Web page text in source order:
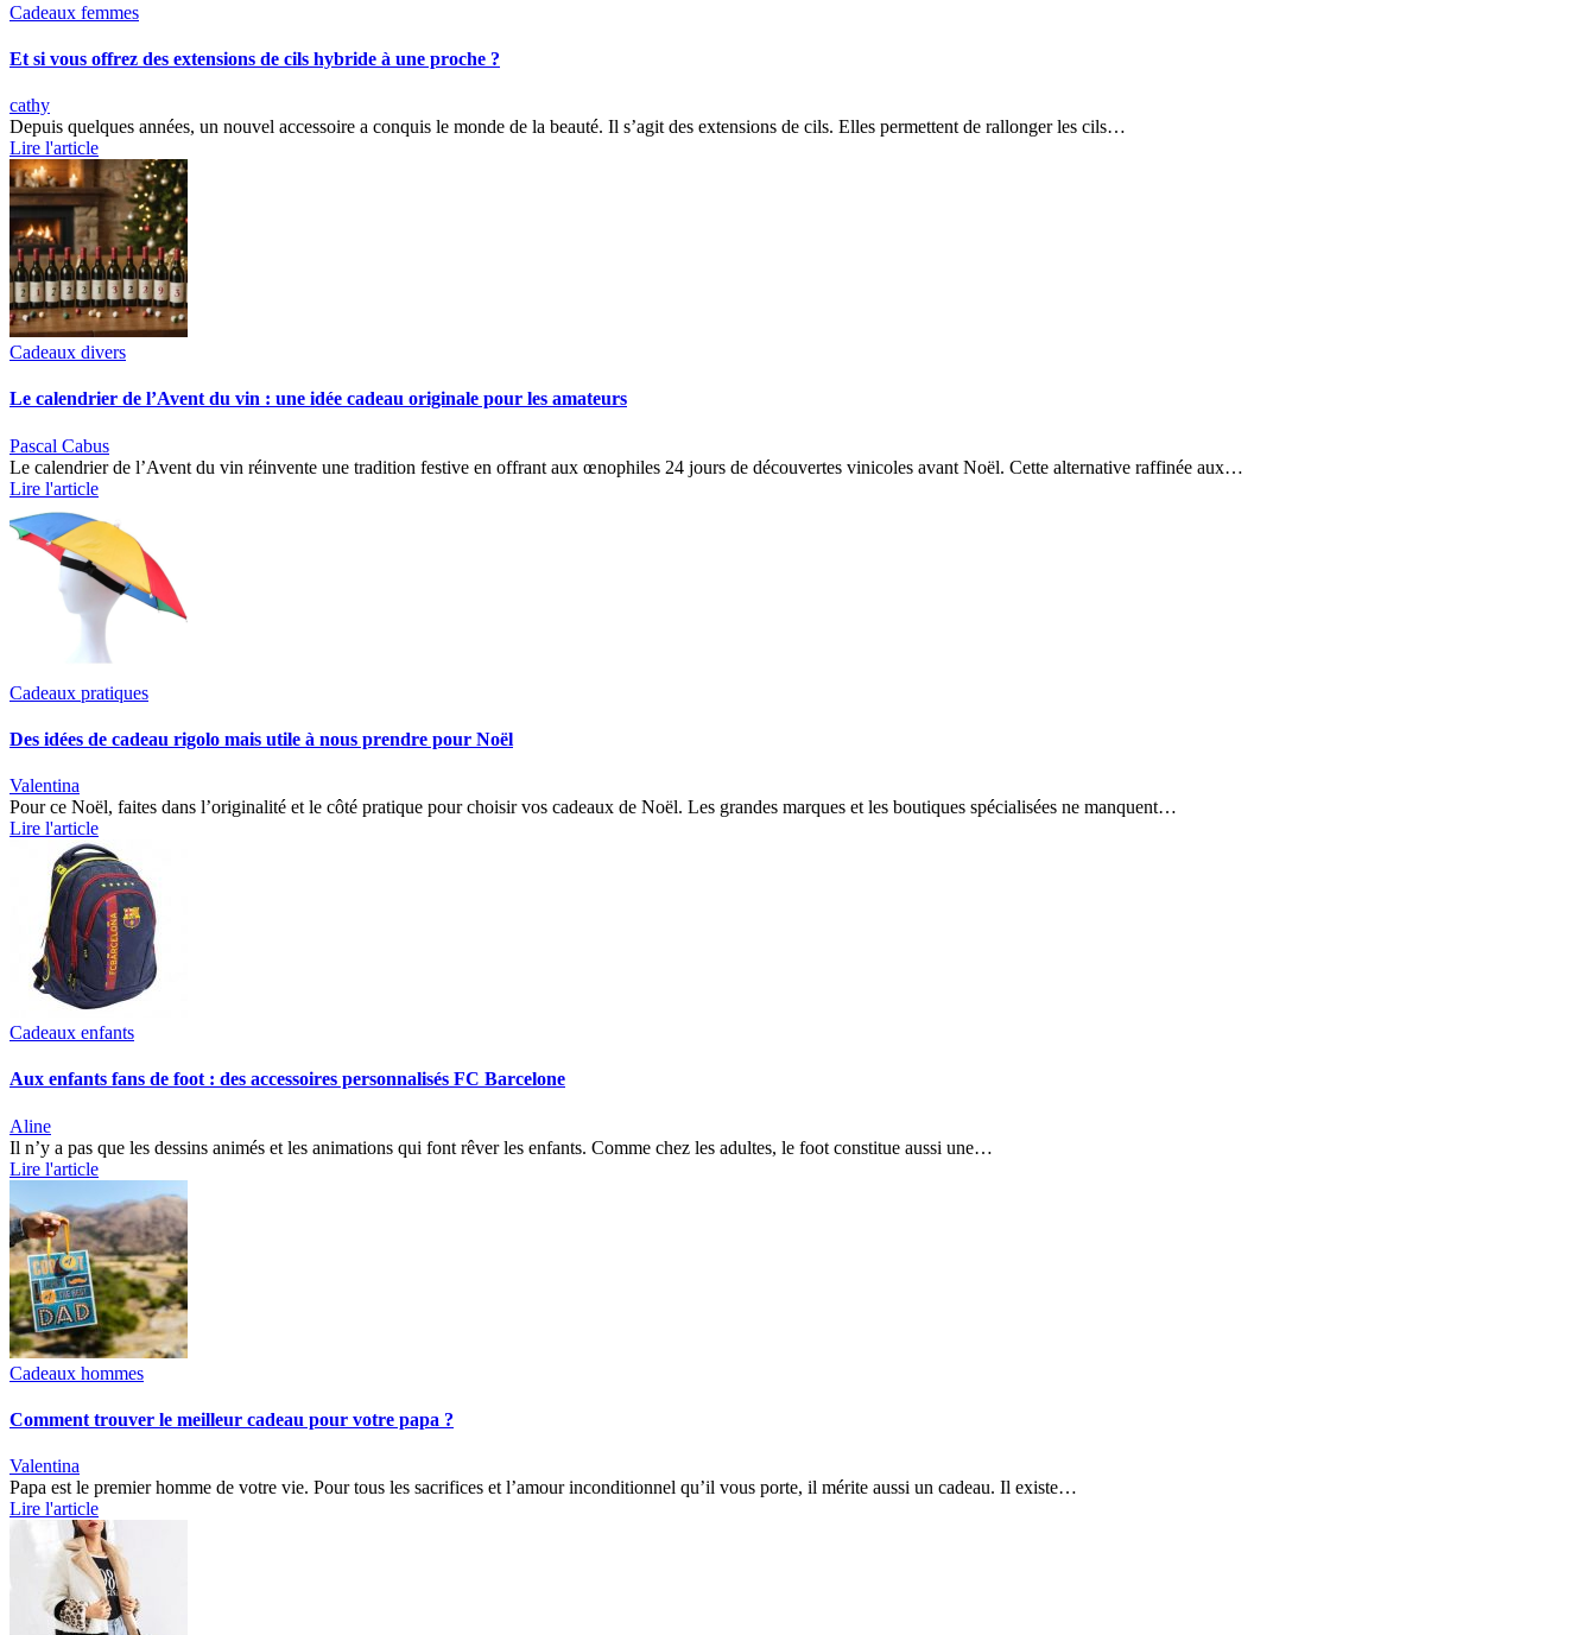
Cadeaux femmes
Et si vous offrez des extensions de cils hybride à une proche ?
cathy
Depuis quelques années, un nouvel accessoire a conquis le monde de la beauté. Il s’agit des extensions de cils. Elles permettent de rallonger les cils…
Lire l'article
Cadeaux divers
Le calendrier de l’Avent du vin : une idée cadeau originale pour les amateurs
Pascal Cabus
Le calendrier de l’Avent du vin réinvente une tradition festive en offrant aux œnophiles 24 jours de découvertes vinicoles avant Noël. Cette alternative raffinée aux…
Lire l'article
Cadeaux pratiques
Des idées de cadeau rigolo mais utile à nous prendre pour Noël
Valentina
Pour ce Noël, faites dans l’originalité et le côté pratique pour choisir vos cadeaux de Noël. Les grandes marques et les boutiques spécialisées ne manquent…
Lire l'article
Cadeaux enfants
Aux enfants fans de foot : des accessoires personnalisés FC Barcelone
Aline
Il n’y a pas que les dessins animés et les animations qui font rêver les enfants. Comme chez les adultes, le foot constitue aussi une…
Lire l'article
Cadeaux hommes
Comment trouver le meilleur cadeau pour votre papa ?
Valentina
Papa est le premier homme de votre vie. Pour tous les sacrifices et l’amour inconditionnel qu’il vous porte, il mérite aussi un cadeau. Il existe…
Lire l'article